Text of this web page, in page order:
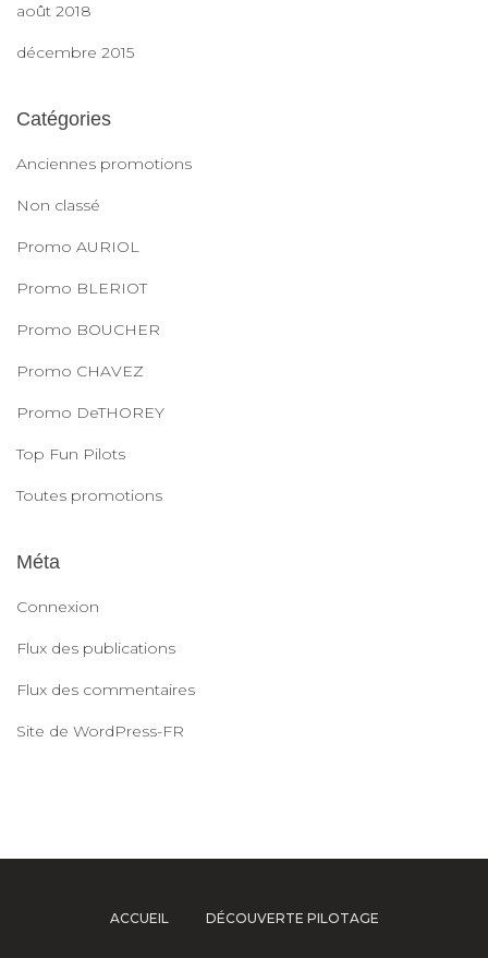
août 2018
décembre 2015
Catégories
Anciennes promotions
Non classé
Promo AURIOL
Promo BLERIOT
Promo BOUCHER
Promo CHAVEZ
Promo DeTHOREY
Top Fun Pilots
Toutes promotions
Méta
Connexion
Flux des publications
Flux des commentaires
Site de WordPress-FR
ACCUEIL DÉCOUVERTE PILOTAGE